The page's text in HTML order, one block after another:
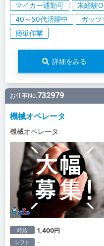
マイカー通勤可 未経験
40～50代活躍中
ガッツ
簡単作業
詳細をみる
お仕事No.732979
機械オペレータ
機械オペレータ
時給 1,400円
シフト -